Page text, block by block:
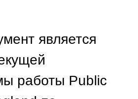
является
работы Public